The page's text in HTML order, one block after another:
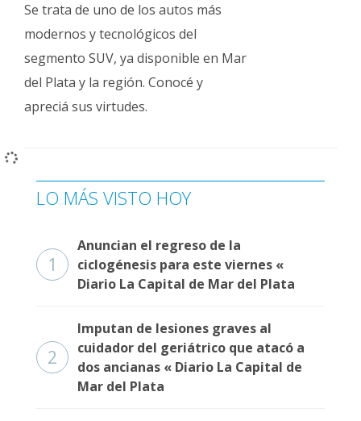
Se trata de uno de los autos más
modernos y tecnológicos del
segmento SUV, ya disponible en Mar
del Plata y la región. Conocé y
apreciá sus virtudes.
LO MÁS VISTO HOY
1
Anuncian el regreso de la
ciclogénesis para este viernes «
Diario La Capital de Mar del Plata
2
Imputan de lesiones graves al
cuidador del geriátrico que atacó a
dos ancianas « Diario La Capital de
Mar del Plata